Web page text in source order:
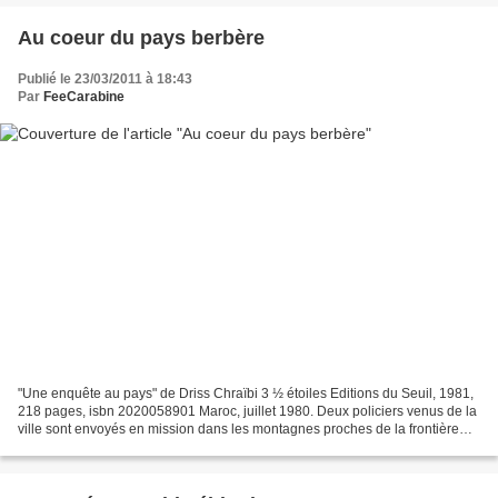
Au coeur du pays berbère
Publié le 23/03/2011 à 18:43
Par FeeCarabine
"Une enquête au pays" de Driss Chraïbi 3 ½ étoiles Editions du Seuil, 1981,
218 pages, isbn 2020058901 Maroc, juillet 1980. Deux policiers venus de la
ville sont envoyés en mission dans les montagnes proches de la frontière